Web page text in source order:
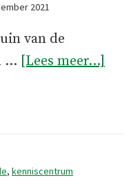
2021
van de
… [Lees meer...]
, kenniscentrum